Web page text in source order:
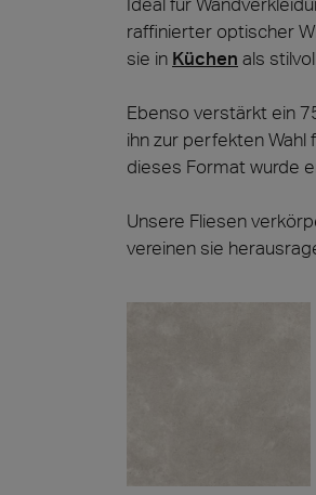
raffinierter optischer
sie in Küchen als
Ebenso verstärkt ein
ihn zur perfekten
dieses Format wurde
Unsere Fliesen
vereinen sie